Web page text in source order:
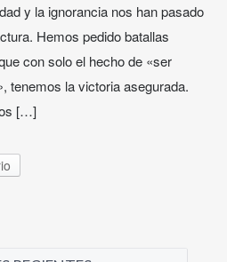
y la ignorancia nos han pasado
Hemos pedido batallas
con solo el hecho de «ser
tenemos la victoria asegurada.
[…]